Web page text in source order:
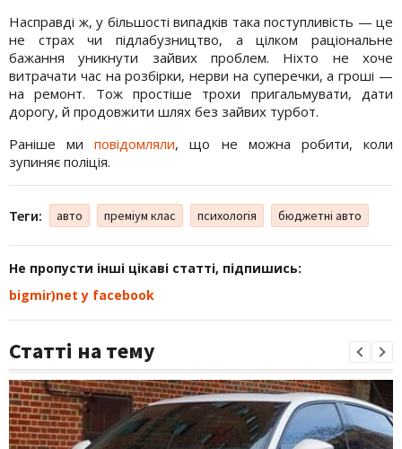
Насправді ж, у більшості випадків така поступливість — це
не страх чи підлабузництво, а цілком раціональне
бажання уникнути зайвих проблем. Ніхто не хоче
витрачати час на розбірки, нерви на суперечки, а гроші —
на ремонт. Тож простіше трохи пригальмувати, дати
дорогу, й продовжити шлях без зайвих турбот.
Раніше миповідомляли, що не можна робити, коли
зупиняє поліція.
Теги: авто преміум клас психологія бюджетні авто
Не пропусти інші цікаві статті, підпишись:
bigmir)net у facebook
Статті на тему